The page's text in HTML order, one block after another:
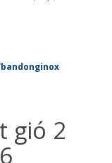
bandonginox
gió 2